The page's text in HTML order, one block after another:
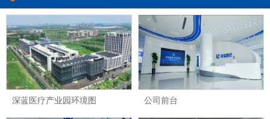
深蓝医疗产业园环境图 公司前台